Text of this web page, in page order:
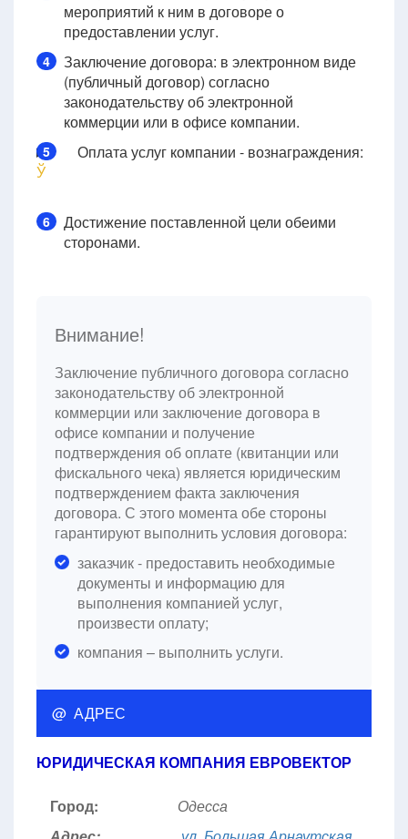
мероприятий к ним в договоре о
предоставлении услуг.
4
Заключение договора: в электронном виде
(публичный договор) согласно
законодательству об электронной
коммерции или в офисе компании.
5Оплата услуг компании - вознаграждения:
Ў
6
Достижение поставленной цели обеими
сторонами.
Внимание!
Заключение публичного договора согласно
законодательству об электронной
коммерции или заключение договора в
офисе компании и получение
подтверждения об оплате (квитанции или
фискального чека) является юридическим
подтверждением факта заключения
договора. С этого момента обе стороны
гарантируют выполнить условия договора:
заказчик - предоставить необходимые
документы и информацию для
выполнения компанией услуг,
произвести оплату;
компания – выполнить услуги.
@ АДРЕС
ЮРИДИЧЕСКАЯ КОМПАНИЯ ЕВРОВЕКТОР
Город:
Одесса